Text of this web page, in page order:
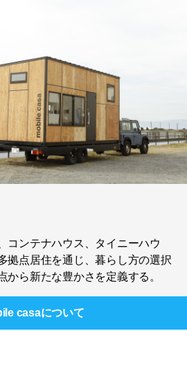
コンテナハウス、タイニーハウ
拠点居住を通じ、暮らし方の選択
から新たな豊かさを定義する。
casaについて